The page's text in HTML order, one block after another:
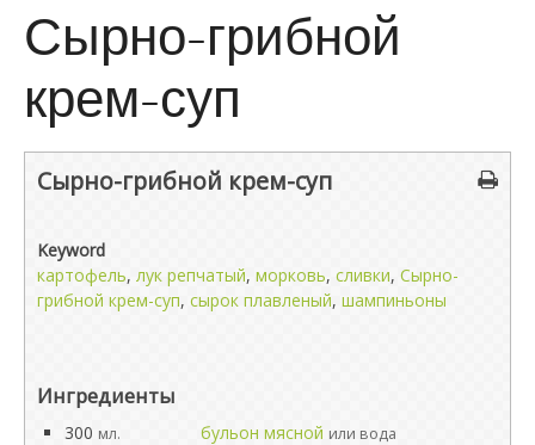
Сырно-грибной
крем-суп
Сырно-грибной крем-суп
Keyword
картофель, лук репчатый, морковь, сливки, Сырно-
грибной крем-суп, сырок плавленый, шампиньоны
Ингредиенты
300 мл. бульон мясной или вода